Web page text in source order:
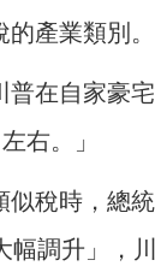
產業類別。
在自家豪
右。」
稅時，總
調升」，